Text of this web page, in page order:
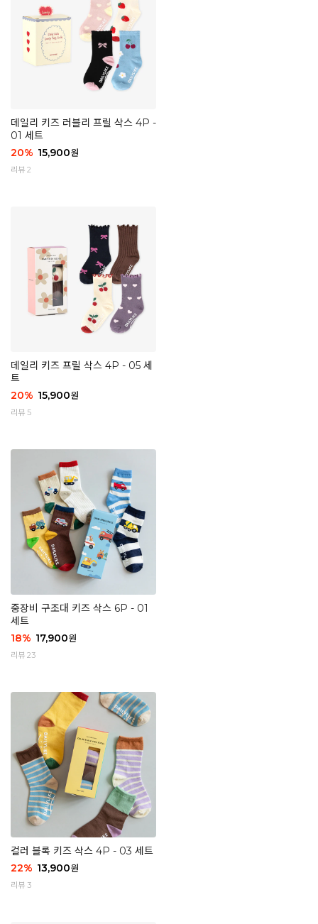
데일리 키즈 러블리 프릴 삭스 4P -
01 세트
20% 15,900원
리뷰 2
데일리 키즈 프릴 삭스 4P - 05 세
트
20% 15,900원
리뷰 5
중장비 구조대 키즈 삭스 6P - 01
세트
18% 17,900원
리뷰 23
컬러 블록 키즈 삭스 4P - 03 세트
22% 13,900원
리뷰 3